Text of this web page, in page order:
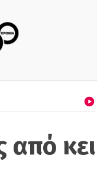
από κει